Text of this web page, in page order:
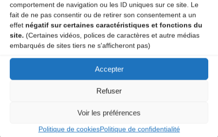
comportement de navigation ou les ID uniques sur ce site. Le
fait de ne pas consentir ou de retirer son consentement a un
effet négatif sur certaines caractéristiques et fonctions du
site. (Certaines vidéos, polices de caractères et autre médias
embarqués de sites tiers ne s'afficheront pas)
Accepter
Refuser
Voir les préférences
Politique de cookiesPolitique de confidentialité